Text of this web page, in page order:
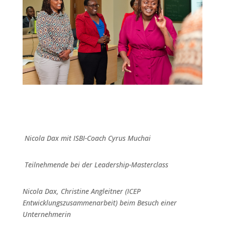
Nicola Dax mit ISBI-Coach Cyrus Muchai
Teilnehmende bei der Leadership-Masterclass
Nicola Dax, Christine Angleitner (ICEP
Entwicklungszusammenarbeit) beim Besuch einer
Unternehmerin